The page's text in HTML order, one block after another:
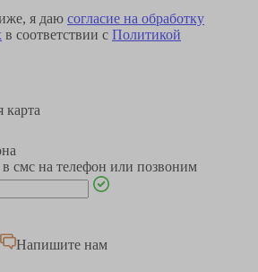
я даю согласие на обработку
в соответствии с Политикой
карта
смс на телефон или позвоним
Напишите нам